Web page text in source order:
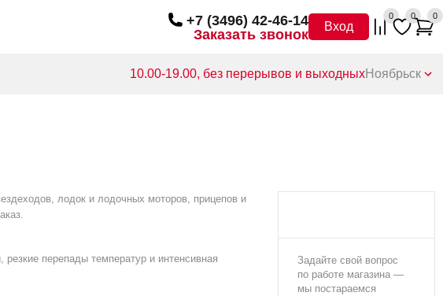
+7 (3496) 42-46-14
Заказать звонок
Вход
0 0 0
10.00-19.00, без перерывов и выходныхНоябрьск
Задайте свой вопрос
по работе магазина —
мы постараемся
лодок и лодочных моторов, прицепов и
перепады температур и интенсивная